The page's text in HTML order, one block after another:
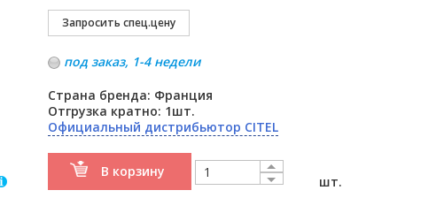
под заказ, 1-4 недели
Страна бренда: Франция
Отгрузка кратно: 1шт.
Официальный дистрибьютор CITEL
В корзину
шт.